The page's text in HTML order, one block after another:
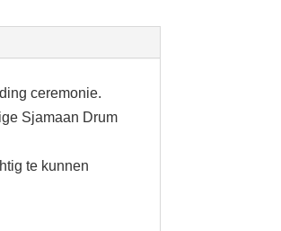
ceremonie.
Sjamaan Drum
te kunnen